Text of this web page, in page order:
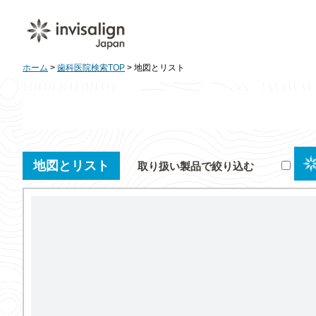
ホーム > 歯科医院検索TOP > 地図とリスト
地図とリスト 取り扱い製品で絞り込む